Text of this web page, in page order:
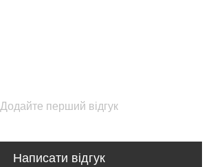
Додайте перший відгук
Написати відгук